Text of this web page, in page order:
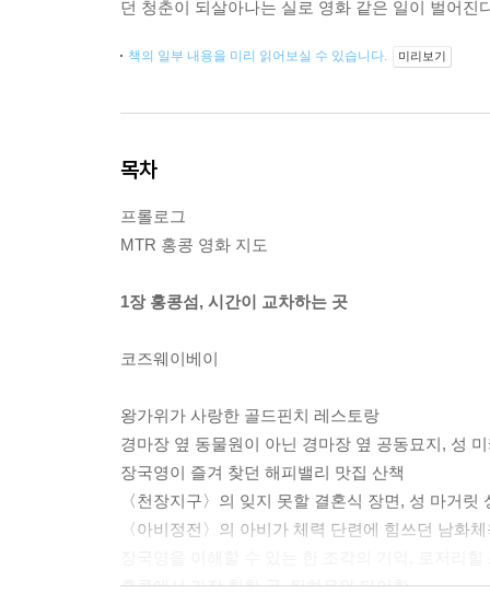
던 청춘이 되살아나는 실로 영화 같은 일이 벌어
책의 일부 내용을 미리 읽어보실 수 있습니다. 미리보기
목차
프롤로그
MTR 홍콩 영화 지도
1장 홍콩섬, 시간이 교차하는 곳
코즈웨이베이
왕가위가 사랑한 골드핀치 레스토랑
경마장 옆 동물원이 아닌 경마장 옆 공동묘지, 성
장국영이 즐겨 찾던 해피밸리 맛집 산책
〈천장지구〉의 잊지 못할 결혼식 장면, 성 마거릿
〈아비정전〉의 아비가 체력 단련에 힘쓰던 남화
홍콩에서 가장 힙한 곳, 틴하우와 타이항